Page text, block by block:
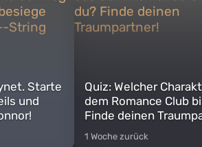
Starte
und
Quiz: Welcher
dem Romance Club
Finde deinen
1 Woche zurück